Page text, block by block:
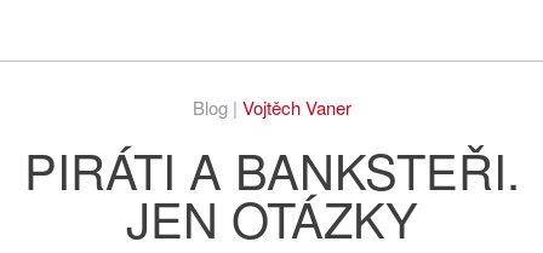
Blog | Vojtěch Vaner
PIRÁTI A BANKSTEŘI.
JEN OTÁZKY